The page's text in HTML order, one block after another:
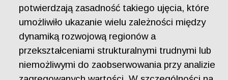
potwierdzają zasadność takiego ujęcia, które
umożliwiło ukazanie wielu zależności między
dynamiką rozwojową regionów a
przekształceniami strukturalnymi trudnymi lub
niemożliwymi do zaobserwowania przy analizie